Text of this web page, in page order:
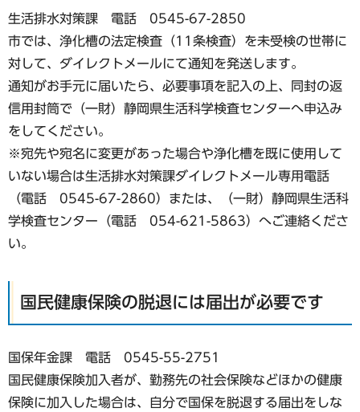
生活排水対策課 電話 0545-67-2850
市では、浄化槽の法定検査（11条検査）を未受検の世帯に
対して、ダイレクトメールにて通知を発送します。
通知がお手元に届いたら、必要事項を記入の上、同封の返
信用封筒で（一財）静岡県生活科学検査センターへ申込み
をしてください。
※宛先や宛名に変更があった場合や浄化槽を既に使用して
いない場合は生活排水対策課ダイレクトメール専用電話
（電話 0545-67-2860）または、（一財）静岡県生活科
学検査センター（電話 054-621-5863）へご連絡くださ
い。
国民健康保険の脱退には届出が必要です
国保年金課 電話 0545-55-2751
国民健康保険加入者が、勤務先の社会保険などほかの健康
保険に加入した場合は、自分で国保を脱退する届出をしな